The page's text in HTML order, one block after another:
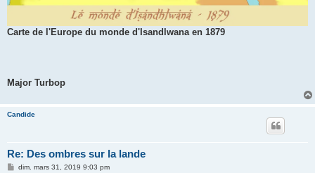
Carte de l'Europe du monde d'Isandlwana en 1879
Major Turbop
Candide
Re: Des ombres sur la lande
Mdim. mars 31, 2019 9:03 pm